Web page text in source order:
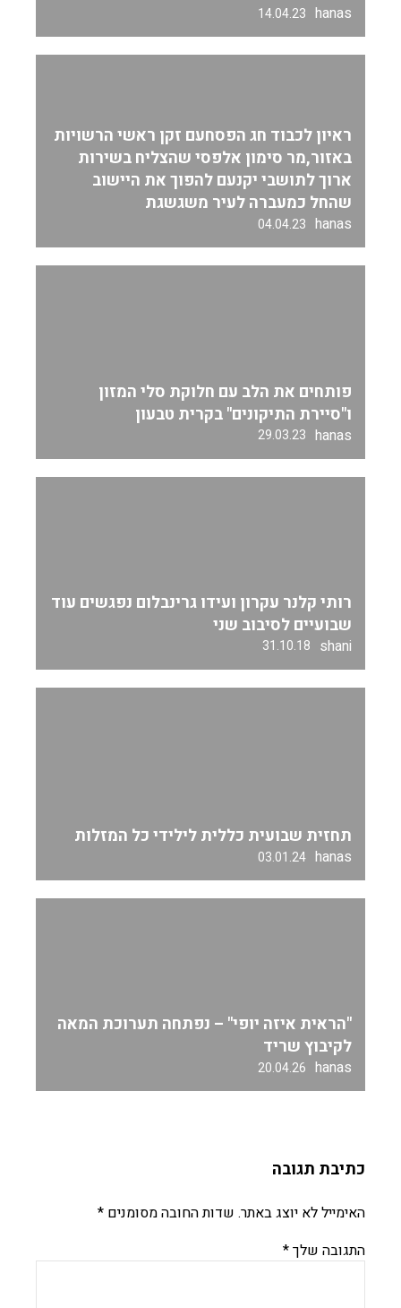
hanas
14.04.23
ראיון לכבוד חג הפסחעם זקן ראשי הרשויות
באזור,מר סימון אלפסי שהצליח בשירות
ארוך לתושבי יקנעם להפוך את היישוב
שהחל כמעברה לעיר משגשגת
hanas
04.04.23
פותחים את הלב עם חלוקת סלי המזון
ו"סיירת התיקונים" בקרית טבעון
hanas
29.03.23
רותי קלנר עקרון ועידו גרינבלום נפגשים עוד
שבועיים לסיבוב שני
shani
31.10.18
תחזית שבועית כללית לילידי כל המזלות
hanas
03.01.24
"הראית איזה יופי" – נפתחה תערוכת המאה
לקיבוץ שריד
hanas
20.04.26
כתיבת תגובה
האימייל לא יוצג באתר. שדות החובה מסומנים *
התגובה שלך*